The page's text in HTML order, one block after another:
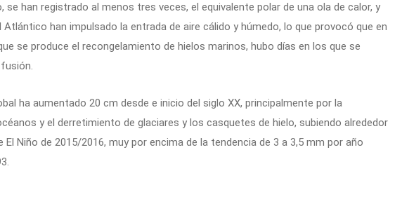
se han registrado al menos tres veces, el equivalente polar de una ola de calor, y
han impulsado la entrada de aire cálido y húmedo, lo que provocó que en
se produce el recongelamiento de hielos marinos, hubo días en los que se
ha aumentado 20 cm desde e inicio del siglo XX, principalmente por la
y el derretimiento de glaciares y los casquetes de hielo, subiendo alrededor
El Niño de 2015/2016, muy por encima de la tendencia de 3 a 3,5 mm por año